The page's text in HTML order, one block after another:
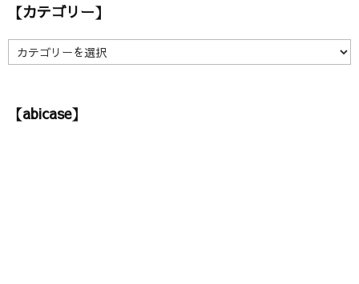
イ【カテゴリー】
【
カ
リ【abicase】